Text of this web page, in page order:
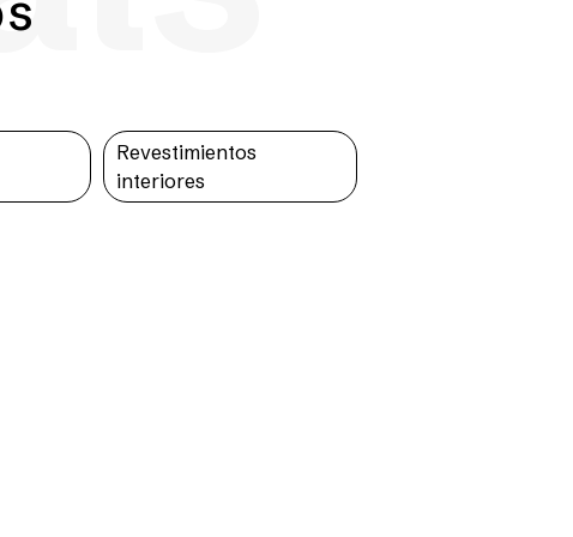
Revestimientos
interiores